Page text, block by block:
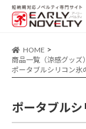
HOME
商品一覧（涼感グッズ）
ポータブルシリコン氷
ポータブルシ